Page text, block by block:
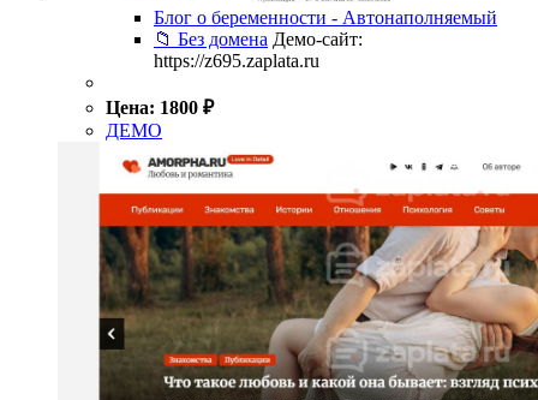
Блог о беременности - Автонаполняемый
📁 Без домена Демо-сайт:
https://z695.zaplata.ru
Цена: 1800 ₽
ДЕМО